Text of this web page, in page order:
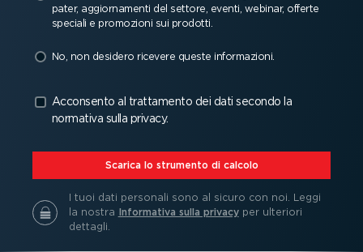
pater, aggior­na­menti del settore, eventi, webinar, offerte
speciali e promozioni sui prodotti.
No, non desidero ricevere queste infor­ma­zioni.
Acconsento al trattamento dei dati secondo la
normativa sulla privacy.
⁠Scarica lo strumento di calcolo
I tuoi dati personali sono al sicuro con noi. Leggi
la nostra Informativa sulla privacyper ulteriori
dettagli.